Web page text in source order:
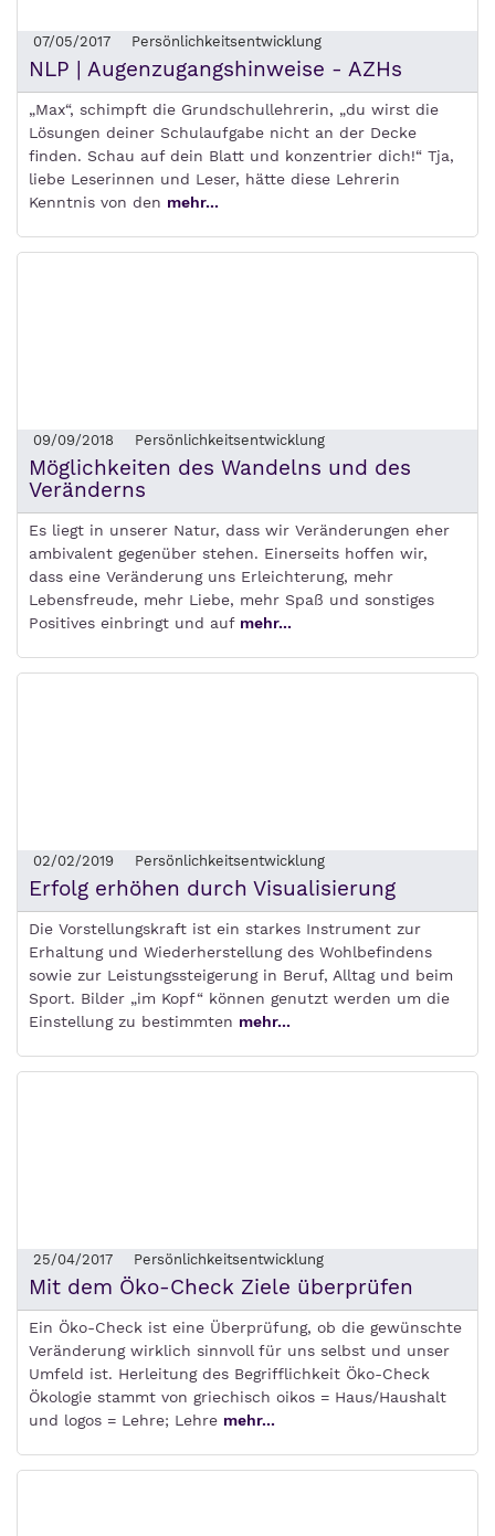
07/05/2017 Persönlichkeitsentwicklung
NLP | Augenzugangshinweise - AZHs
„Max“, schimpft die Grundschullehrerin, „du wirst die
Lösungen deiner Schulaufgabe nicht an der Decke
finden. Schau auf dein Blatt und konzentrier dich!“ Tja,
liebe Leserinnen und Leser, hätte diese Lehrerin
Kenntnis von den mehr...
09/09/2018 Persönlichkeitsentwicklung
Möglichkeiten des Wandelns und des
Veränderns
Es liegt in unserer Natur, dass wir Veränderungen eher
ambivalent gegenüber stehen. Einerseits hoffen wir,
dass eine Veränderung uns Erleichterung, mehr
Lebensfreude, mehr Liebe, mehr Spaß und sonstiges
Positives einbringt und auf mehr...
02/02/2019 Persönlichkeitsentwicklung
Erfolg erhöhen durch Visualisierung
Die Vorstellungskraft ist ein starkes Instrument zur
Erhaltung und Wiederherstellung des Wohlbefindens
sowie zur Leistungssteigerung in Beruf, Alltag und beim
Sport. Bilder „im Kopf“ können genutzt werden um die
Einstellung zu bestimmten mehr...
25/04/2017 Persönlichkeitsentwicklung
Mit dem Öko-Check Ziele überprüfen
Ein Öko-Check ist eine Überprüfung, ob die gewünschte
Veränderung wirklich sinnvoll für uns selbst und unser
Umfeld ist. Herleitung des Begrifflichkeit Öko-Check
Ökologie stammt von griechisch oikos = Haus/Haushalt
und logos = Lehre; Lehre mehr...